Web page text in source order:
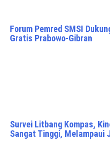
Forum Pemred SMSI
Gratis Prabowo-Gibran
Survei Litbang Kompas,
Sangat Tinggi, Melampaui